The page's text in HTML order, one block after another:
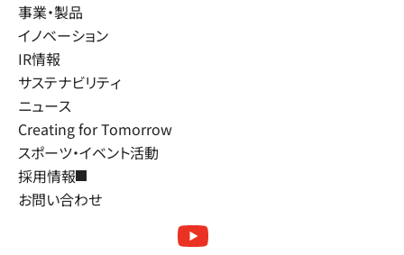
事業・製品
イノベーション
IR情報
サステナビリティ
ニュース
Creating for Tomorrow
スポーツ・イベント活動
採用情報
お問い合わせ